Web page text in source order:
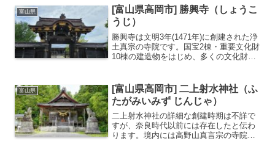
彫刻が特徴的で、すべて井波彫刻職人の
手によって彫られ...
富山県
[富山県高岡市] 勝興寺（しょうこ
うじ）
勝興寺は文明3年(1471年)に創建された浄
土真宗の寺院です。国宝2棟・重要文化財
10棟の建造物をはじめ、多くの文化財を
池など、七不思議があります。地元の人
からは「ふる...
富山県
[富山県高岡市] 二上射水神社（ふ
たがみいみず じんじゃ）
二上射水神社の詳細な創建時期は不詳で
すが、奈良時代以前には存在したと伝わ
ります。境内には高野山真言宗の寺院・